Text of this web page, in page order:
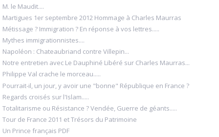
M. le Maudit....
Martigues 1er septembre 2012 Hommage à Charles Maurras
Métissage ? Immigration ? En réponse à vos lettres.....
Mythes immigrationnistes....
Napoléon : Chateaubriand contre Villepin...
Notre entretien avec Le Dauphiné Libéré sur Charles Maurras...
Philippe Val crache le morceau.....
Pourrait-il, un jour, y avoir une "bonne" République en France ?
Regards croisés sur l'Islam.....
Totalitarisme ou Résistance ? Vendée, Guerre de géants.....
Tour de France 2011 et Trésors du Patrimoine
Un Prince français PDF